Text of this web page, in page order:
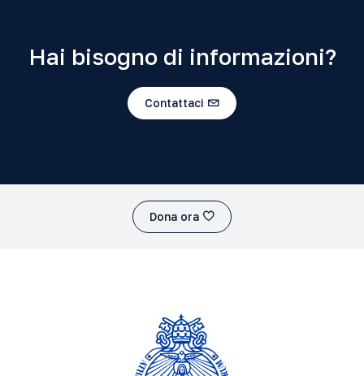
Hai bisogno di informazioni?
Contattaci
Dona ora